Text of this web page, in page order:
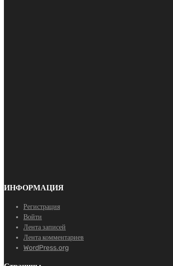
ИНФОРМАЦИЯ
Регистрация
Войти
Лента записей
Лента комментариев
WordPress.org